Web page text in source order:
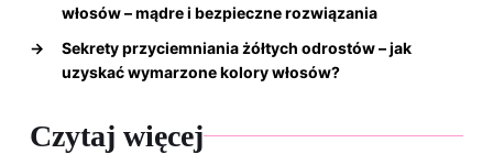
włosów – mądre i bezpieczne rozwiązania
→
Sekrety przyciemniania żółtych odrostów – jak
uzyskać wymarzone kolory włosów?
Czytaj więcej